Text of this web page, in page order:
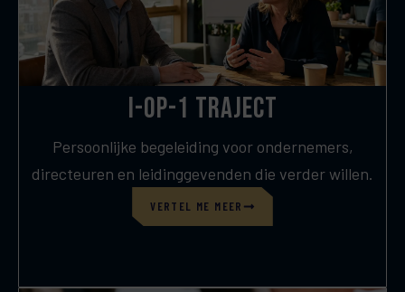
I-op-1 traject
Persoonlijke begeleiding voor ondernemers,
directeuren en leidinggevenden die verder willen.
VERTEL ME MEER